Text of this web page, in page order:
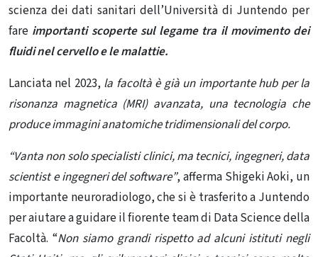
scienza dei dati sanitari dell’Università di Juntendo per
fare importanti scoperte sul legame tra il movimento dei
fluidi nel cervello e le malattie.
Lanciata nel 2023, la facoltà è già un importante hub per la
risonanza magnetica (MRI) avanzata, una tecnologia che
produce immagini anatomiche tridimensionali del corpo.
“Vanta non solo specialisti clinici, ma tecnici, ingegneri, data
scientist e ingegneri del software”, afferma Shigeki Aoki, un
importante neuroradiologo, che si è trasferito a Juntendo
per aiutare a guidare il fiorente team di Data Science della
Facoltà. “Non siamo grandi rispetto ad alcuni istituti negli